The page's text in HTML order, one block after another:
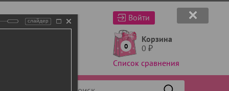
Войти
0
Корзина
0 ₽
Список сравнения
слайдер